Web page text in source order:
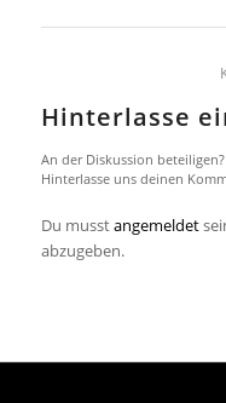
Hinterlasse
An der Diskussion beteiligen?
Hinterlasse uns deinen
Du musstangemeldet
abzugeben.